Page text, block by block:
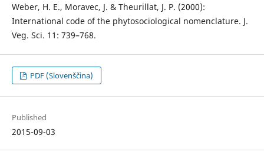
Weber, H. E., Moravec, J. & Theurillat, J. P. (2000):
International code of the phytosociological nomenclature. J.
Veg. Sci. 11: 739–768.
PDF (Slovenščina)
Published
2015-09-03